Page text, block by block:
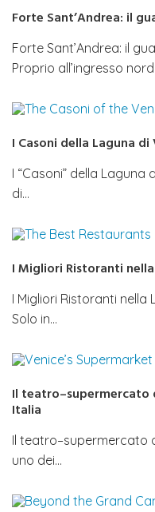
Forte Sant’Andrea: il
Forte Sant’Andrea: il
Proprio all’ingresso
I Casoni della Laguna di
I “Casoni” della
di…
I Migliori Ristoranti
I Migliori Ristoranti nella
Solo in…
Il teatro–supermercato
Italia
Il teatro–supermercato
uno dei…